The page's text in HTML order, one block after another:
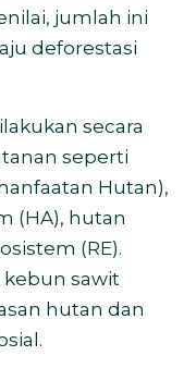
jumlah ini
deforestasi
secara
seperti
Hutan),
(HA), hutan
(RE).
kebun sawit
hutan dan